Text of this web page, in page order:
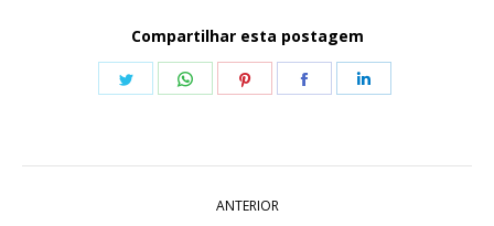
Compartilhar esta postagem
Share
Share
Share
Share
ANTERIOR